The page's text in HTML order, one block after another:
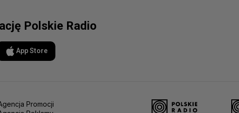
Polskie Radio
App Store
Promocji